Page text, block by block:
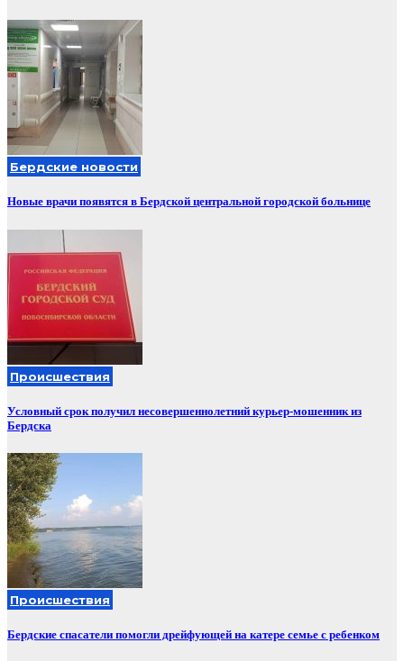
Бердские новости
Новые врачи появятся в Бердской центральной городской больнице
Происшествия
Условный срок получил несовершеннолетний курьер-мошенник из
Бердска
Происшествия
Бердские спасатели помогли дрейфующей на катере семье с ребенком